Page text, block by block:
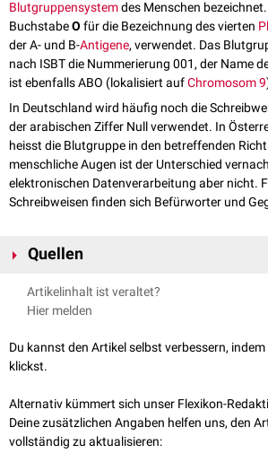
Blutgruppensystemdes Menschen
BuchstabeO für die Bezeichnung des vierten
der A- und B-Antigene, verwendet. Das
nach ISBT die Nummerierung 001, der Name
ist ebenfalls ABO (lokalisiert aufChromosom 9
In Deutschland wird häufig noch die
der arabischen Ziffer Null verwendet. In
heisst die Blutgruppe in den betreffenden
menschliche Augen ist der Unterschied
elektronischen Datenverarbeitung aber nicht.
Schreibweisen finden sich Befürworter und
Quellen
Schmidt P, Okroi M: Also sprach Landsteiner
Blood Group ‘NULL’
Artikelinhalt ist veraltet?
Hier melden
Du kannst den Artikel selbst verbessern,
klickst.
Alternativ kümmert sich unser Flexikon-
Deine zusätzlichen Angaben helfen uns, den
vollständig zu aktualisieren: